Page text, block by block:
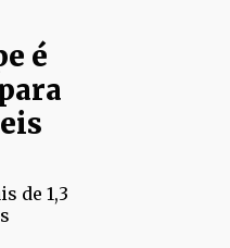
é
de 1,3